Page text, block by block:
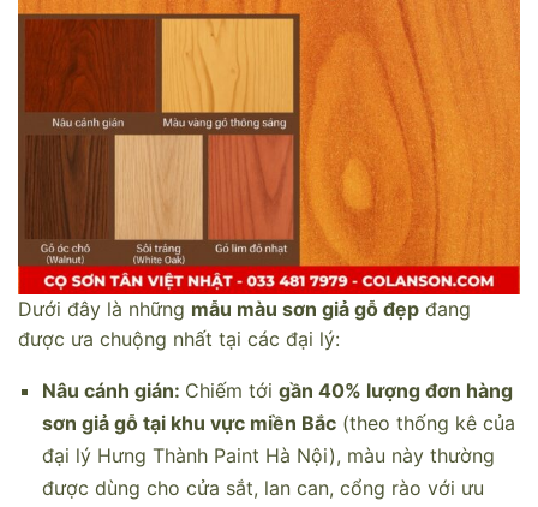
Dưới đây là những mẫu màu sơn giả gỗ đẹp đang
được ưa chuộng nhất tại các đại lý:
Nâu cánh gián: Chiếm tới gần 40% lượng đơn hàng
sơn giả gỗ tại khu vực miền Bắc (theo thống kê của
đại lý Hưng Thành Paint Hà Nội), màu này thường
được dùng cho cửa sắt, lan can, cổng rào với ưu